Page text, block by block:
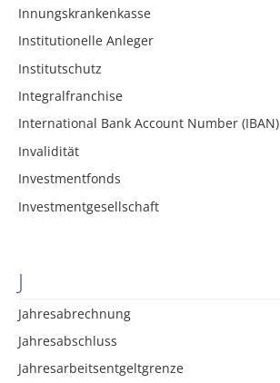
Innungskrankenkasse
Institutionelle Anleger
Institutschutz
Integralfranchise
International Bank Account Number (IBAN)
Invalidität
Investmentfonds
Investmentgesellschaft
J
Jahresabrechnung
Jahresabschluss
Jahresarbeitsentgeltgrenze